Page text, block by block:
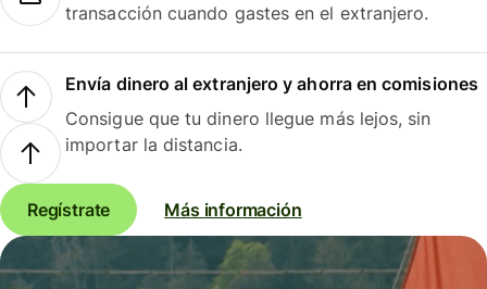
transacción cuando gastes en el extranjero.
Envía dinero al extranjero y ahorra en comisiones
Consigue que tu dinero llegue más lejos, sin
importar la distancia.
Regístrate Más información